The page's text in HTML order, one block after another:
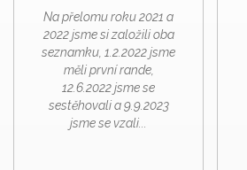
Na přelomu roku 2021 a
2022 jsme si založili oba
seznamku, 1.2.2022 jsme
měli první rande,
12.6.2022 jsme se
sestěhovali a 9.9.2023
jsme se vzali...